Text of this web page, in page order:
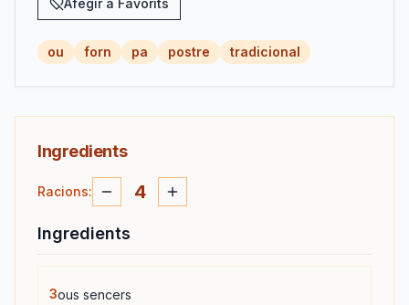
Afegir a Favorits
ou forn pa postre tradicional
Ingredients
Racions: 4
Ingredients
3ous sencers